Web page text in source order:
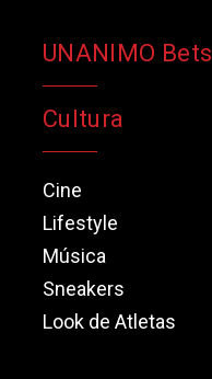
UNANIMO Bets
Cultura
Cine
Lifestyle
Música
Sneakers
Look de Atletas